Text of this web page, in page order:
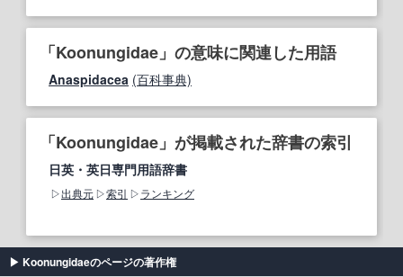
「Koonungidae」の意味に関連した用語
Anaspidacea (百科事典)
「Koonungidae」が掲載された辞書の索引
日英・英日専門用語辞書
出典元 索引 ランキング
Koonungidaeのページの著作権